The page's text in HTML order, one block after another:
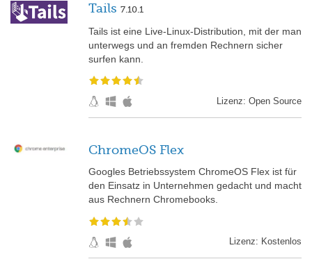
Tails 7.10.1
Tails ist eine Live-Linux-Distribution, mit der man
unterwegs und an fremden Rechnern sicher
surfen kann.
Lizenz: Open Source
ChromeOS Flex
Googles Betriebssystem ChromeOS Flex ist für
den Einsatz in Unternehmen gedacht und macht
aus Rechnern Chromebooks.
Lizenz: Kostenlos